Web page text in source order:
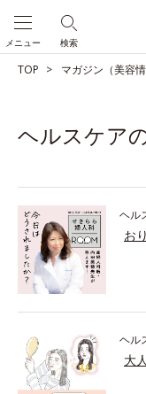
検索
メニュー
TOP マガジン（美容
ヘルスケア
ヘル
お
ヘル
大